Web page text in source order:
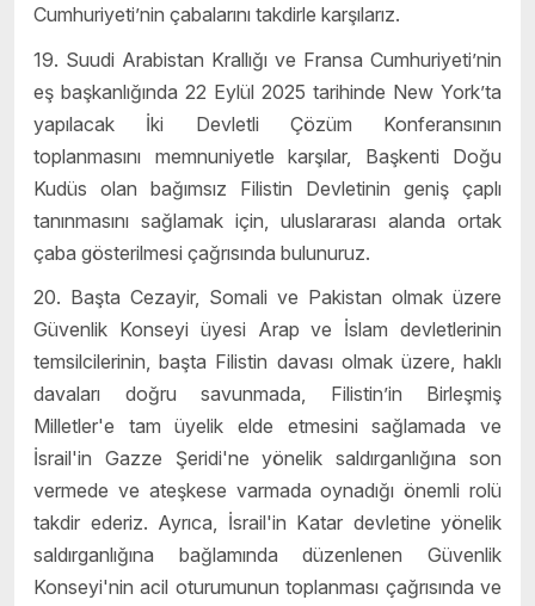
Cumhuriyeti’nin çabalarını takdirle karşılarız.
19. Suudi Arabistan Krallığı ve Fransa Cumhuriyeti’nin
eş başkanlığında 22 Eylül 2025 tarihinde New York’ta
yapılacak İki Devletli Çözüm Konferansının
toplanmasını memnuniyetle karşılar, Başkenti Doğu
Kudüs olan bağımsız Filistin Devletinin geniş çaplı
tanınmasını sağlamak için, uluslararası alanda ortak
çaba gösterilmesi çağrısında bulunuruz.
20. Başta Cezayir, Somali ve Pakistan olmak üzere
Güvenlik Konseyi üyesi Arap ve İslam devletlerinin
temsilcilerinin, başta Filistin davası olmak üzere, haklı
davaları doğru savunmada, Filistin’in Birleşmiş
Milletler'e tam üyelik elde etmesini sağlamada ve
İsrail'in Gazze Şeridi'ne yönelik saldırganlığına son
vermede ve ateşkese varmada oynadığı önemli rolü
takdir ederiz. Ayrıca, İsrail'in Katar devletine yönelik
saldırganlığına bağlamında düzenlenen Güvenlik
Konseyi'nin acil oturumunun toplanması çağrısında ve